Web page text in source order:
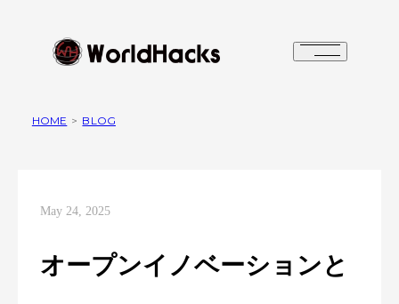
HOME > BLOG
May 24, 2025
オープンイノベーションと